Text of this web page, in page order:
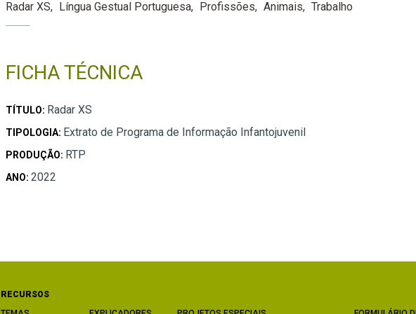
Radar XS Língua Gestual Portuguesa Profissões Animais Trabalho
FICHA TÉCNICA
TÍTULO: Radar XS
TIPOLOGIA: Extrato de Programa de Informação Infantojuvenil
PRODUÇÃO: RTP
ANO: 2022
RECURSOS